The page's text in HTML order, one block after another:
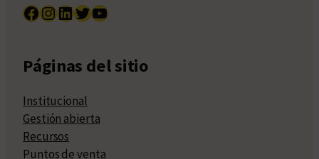
Facebook InstagramLinkedIn Twitter YouTube
Páginas del sitio
Institucional
Gestión abierta
Recursos
Puntos de venta